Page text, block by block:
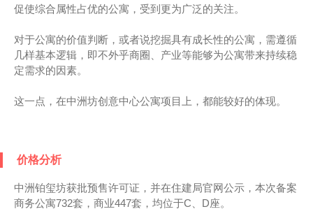
促使综合属性占优的公寓，受到更为广泛的关注。
对于公寓的价值判断，或者说挖掘具有成长性的公寓，需遵循
几样基本逻辑，即不外乎商圈、产业等能够为公寓带来持续稳
定需求的因素。
这一点，在中洲坊创意中心公寓项目上，都能较好的体现。
价格分析
中洲铂玺坊获批预售许可证，并在住建局官网公示，本次备案
商务公寓732套，商业447套，均位于C、D座。